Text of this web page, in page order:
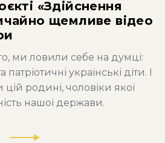
«Здійснення
щемливе відео
ми ловили себе на думці:
українські діти. І
родині, чоловіки якої
нашої держави.